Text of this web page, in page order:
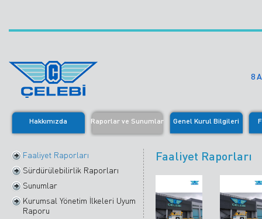
8
Hakkımızda Raporlar ve Sunumlar Genel Kurul Bilgileri
Faaliyet Raporları
Sürdürülebilirlik Raporları
Sunumlar
Kurumsal Yönetim İlkeleri Uyum
Raporu
Faaliyet Raporları